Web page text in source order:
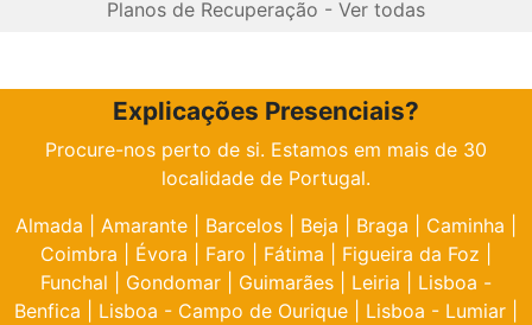
Planos de Recuperação - Ver todas
Explicações Presenciais?
Procure-nos perto de si. Estamos em mais de 30
localidade de Portugal.
Almada
Amarante Barcelos Beja Braga Caminha
Coimbra
Évora Faro Fátima Figueira da Foz
Funchal
Gondomar Guimarães Leiria
Lisboa -
Benfica
Lisboa - Campo de Ourique Lisboa - Lumiar